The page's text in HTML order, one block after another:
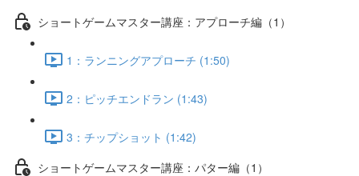
ショートゲームマスター講座：アプローチ編（1）
1：ランニングアプローチ (1:50)
2：ピッチエンドラン (1:43)
3：チップショット (1:42)
ショートゲームマスター講座：パター編（1）